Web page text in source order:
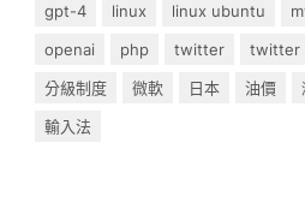
gpt-4
linux linux ubuntu
openai
php twitter twitter
分級制度
微軟 日本 油價
輸入法